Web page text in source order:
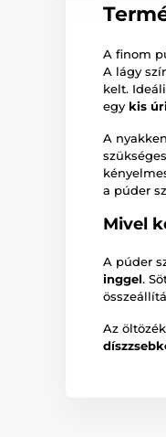
A finom
A lágy
kelt.
egy kis
A
a púder
Mivel
A púder
inggel.
Az